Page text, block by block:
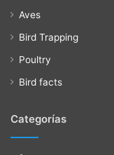
Aves
Bird Trapping
Poultry
Bird facts
Categorías